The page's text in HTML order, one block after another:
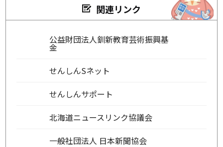
関連リンク
公益財団法人釧新教育芸術振興基
金
せんしんSネット
せんしんサポート
北海道ニュースリンク協議会
一般社団法人 日本新聞協会